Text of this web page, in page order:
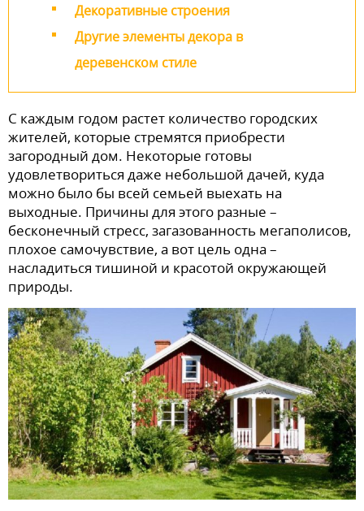
Декоративные строения
Другие элементы декора в
деревенском стиле
С каждым годом растет количество городских
жителей, которые стремятся приобрести
загородный дом. Некоторые готовы
удовлетвориться даже небольшой дачей, куда
можно было бы всей семьей выехать на
выходные. Причины для этого разные –
бесконечный стресс, загазованность мегаполисов,
плохое самочувствие, а вот цель одна –
насладиться тишиной и красотой окружающей
природы.